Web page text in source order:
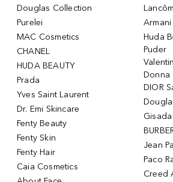
Douglas Collection
Purelei
MAC Cosmetics
CHANEL
HUDA BEAUTY
Prada
Yves Saint Laurent
Dr. Emi Skincare
Fenty Beauty
Fenty Skin
Fenty Hair
Caia Cosmetics
Huda
Puder
Donna
DIOR
Jean
Paco
Creed